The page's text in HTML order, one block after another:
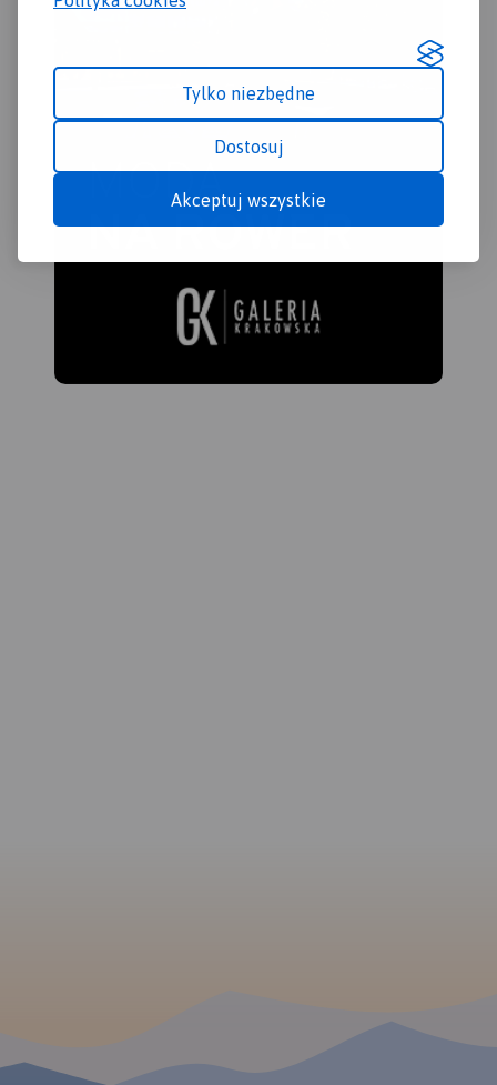
Tylko niezbędne
Dostosuj
Akceptuj wszystkie